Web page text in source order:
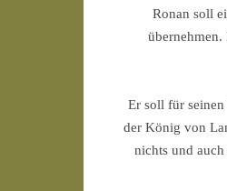
Ronan soll
übernehmen.
Er soll für
der König von
nichts und